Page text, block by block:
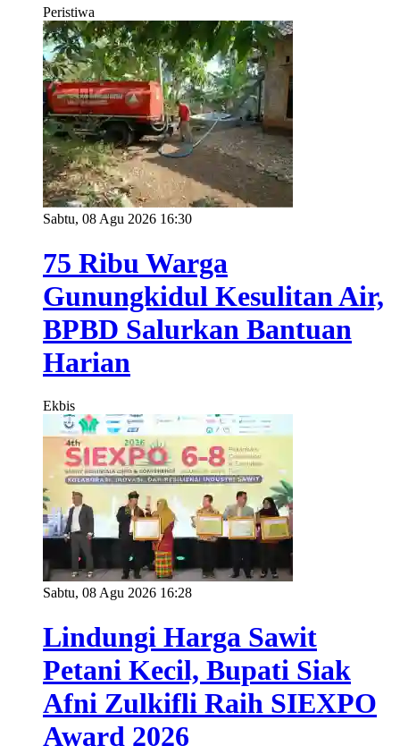
Peristiwa
Sabtu, 08 Agu 2026 16:30
75 Ribu Warga
Gunungkidul Kesulitan Air,
BPBD Salurkan Bantuan
Harian
Ekbis
Sabtu, 08 Agu 2026 16:28
Lindungi Harga Sawit
Petani Kecil, Bupati Siak
Afni Zulkifli Raih SIEXPO
Award 2026